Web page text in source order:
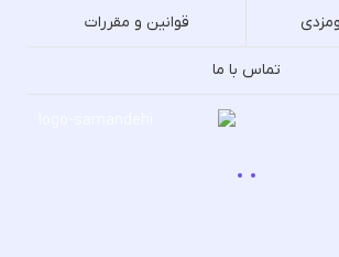
قوانین و مقررات
تماس با ما